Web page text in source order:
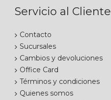
Servicio al Cliente
Contacto
Sucursales
Cambios y devoluciones
Office Card
Términos y condiciones
Quienes somos